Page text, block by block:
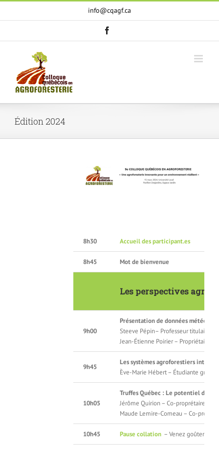
info@cqagf.ca
Édition 2024
8h30 Accueil des participant.es
8h45 Mot de bienvenue
Les perspectives
9h00
Présentation de données météo
Steeve Pépin– Professeur titulaire à
Jean-Étienne Poirier – Propriétaire
9h45
Les systèmes agroforestiers
Ève-Marie Hébert – Étudiante
10h05
Truffes Québec : Le potentiel de
Jérôme Quirion – Co-proprétaire
Maude Lemire-Comeau – Co-
10h45 Pause collation – Venez goûter des